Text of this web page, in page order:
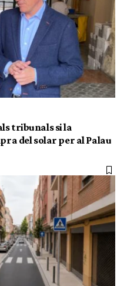
tribunals si la
del solar per al Palau